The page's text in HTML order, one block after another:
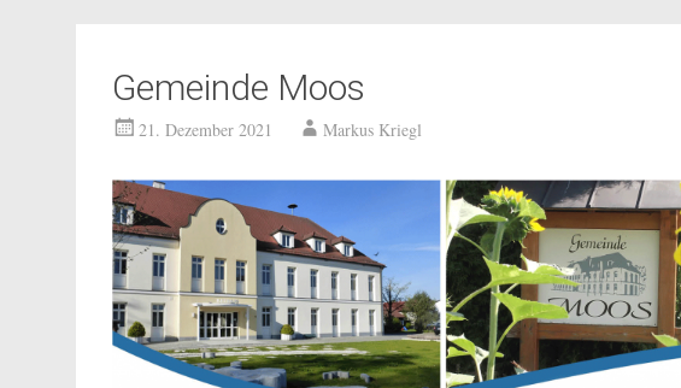
Gemeinde Moos
21. Dezember 2021 Markus Kriegl